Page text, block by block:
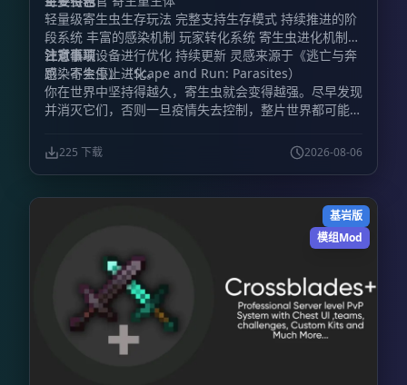
轻量级寄生虫生存玩法 完整支持生存模式 持续推进的阶
段系统 丰富的感染机制 玩家转化系统 寄生虫进化机制
针对低端设备进行优化 持续更新 灵感来源于《逃亡与奔
跑：寄生虫》（Scape and Run: Parasites）
注意事项
感染不会停止进化。
你在世界中坚持得越久，寄生虫就会变得越强。尽早发现
并消灭它们，否则一旦疫情失去控制，整片世界都可能被
225 下载 2026-08-06
基岩版
模组Mod